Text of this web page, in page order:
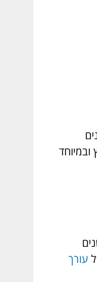
ובמיוחד
עורך